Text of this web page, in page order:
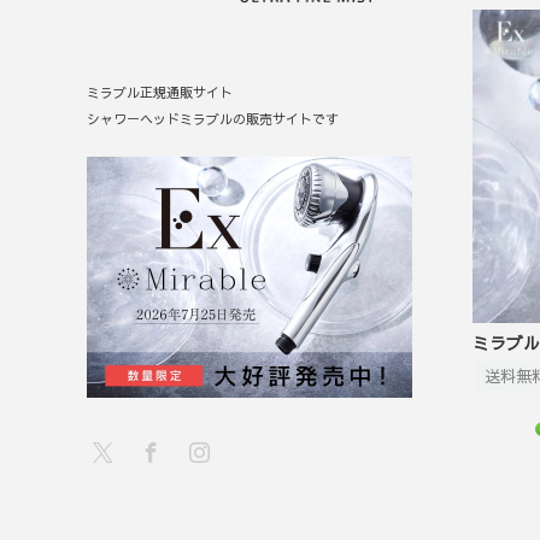
ミラブルEx
送料無料
ミラブル正規通販サイト
シャワーヘッドミラブルの販売サイトです
Facebook